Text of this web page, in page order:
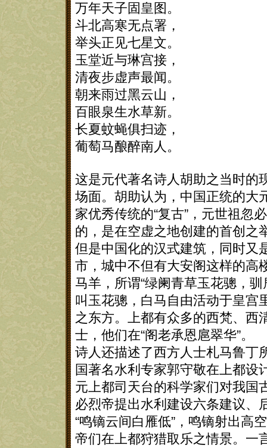
万年天子固皇图。
斗北高寒无点署，
举头正见七星文。
玉堂近与琳宫接，
清夜步虚声最闻。
朝来雨过黑云山，
百眼泉生水草新。
长夏蚊蝇俱扫迹，
葡萄马酿醉南人。
这是元代著名诗人胡助之当时的
场面。胡助认为，中国正统的大
家优秀传统的“复古”，元世祖忽
的，是在空虚之地创建的首创之
但是中国化的汉式建筑，同时又
市，城中不但有大安阁这样的高
马羊，所谓“绿阑青草玉花骢，
叫玉花骢，白马自由活动于皇宫
之东方。上都有众多的西梵、西
士，他们在“阁老承恩扈翠华”。
诗人还描述了西方人士札马鲁丁
国著名水利专家郭守敬在上都设
元上都司天台的科学家们对我国
必烈帝提出水利建设六条建议、
“鸣镝云间白雁低”，鸣镝射出高
帝们在上都狩猎取乐之情景。一